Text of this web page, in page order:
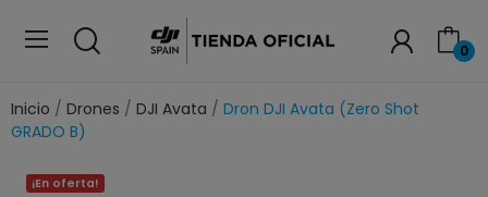
0
Inicio Drones DJI Avata
Dron DJI Avata (Zero Shot
GRADO B)
¡En oferta!